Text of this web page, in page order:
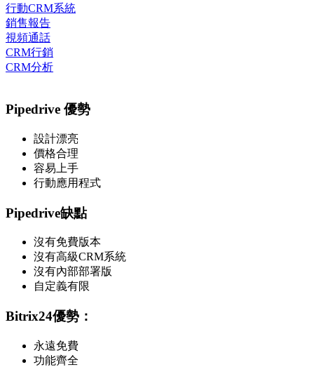
行動CRM系統
銷售報告
視頻通話
CRM行銷
CRM分析
Pipedrive 優勢
設計漂亮
價格合理
容易上手
行動應用程式
Pipedrive缺點
沒有免費版本
沒有高級CRM系統
沒有內部部署版
自定義有限
Bitrix24優勢：
永遠免費
功能齊全